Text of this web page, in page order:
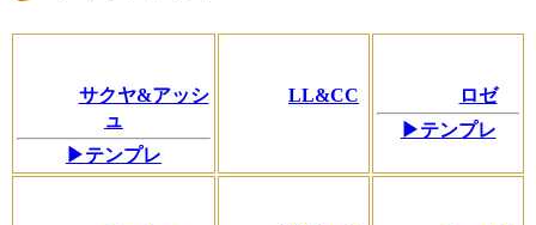
サクヤ&アッシ
ュ
▶テンプレ
LL&CC
ロゼ
▶テンプレ